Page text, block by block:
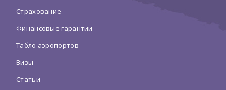
Страхование
Финансовые гарантии
Табло аэропортов
Визы
Статьи